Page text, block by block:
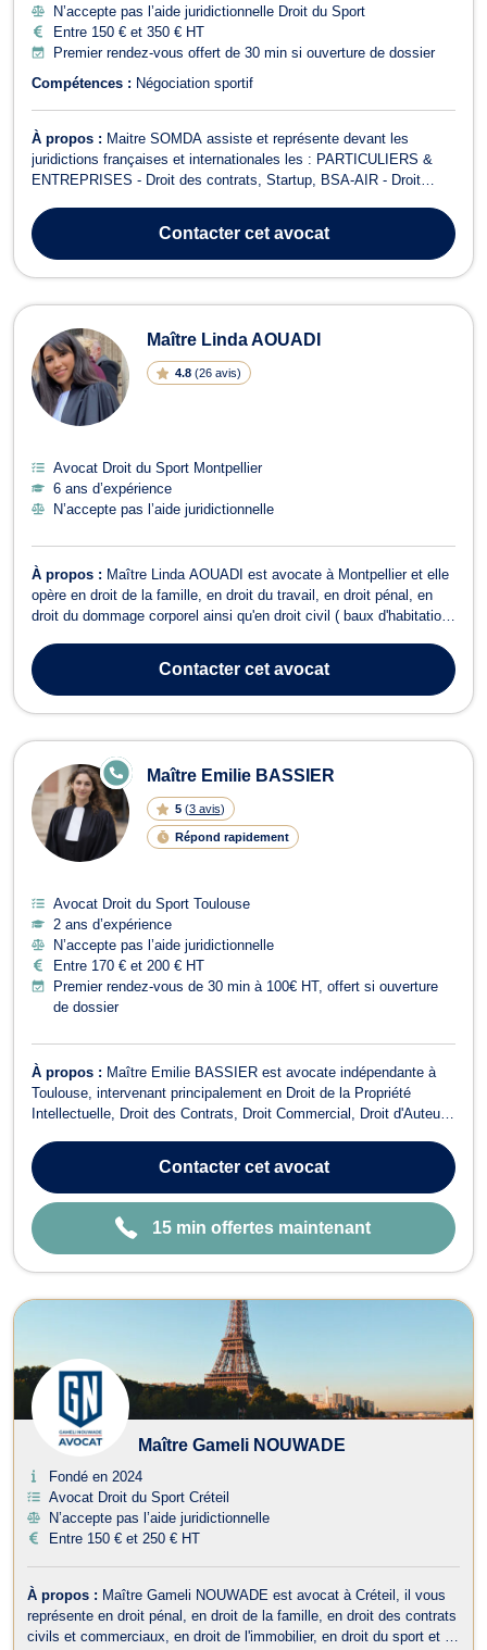
N’accepte pas l’aide juridictionnelle Droit du Sport
Entre 150 € et 350 € HT
Premier rendez-vous offert de 30 min si ouverture de dossier
Compétences : Négociation sportif
À propos : Maitre SOMDA assiste et représente devant les
juridictions françaises et internationales les : PARTICULIERS &
ENTREPRISES - Droit des contrats, Startup, BSA-AIR - Droit
Droit de la santé et responsabilité médicale - Droits de l’homme
(CNDA, CEDH) et RSE ...Contactercet avocat
Maître Linda AOUADI
4.8 (26 avis)
Avocat Droit du Sport Montpellier
6 ans d’expérience
N’accepte pas l’aide juridictionnelle
À propos : Maître Linda AOUADI est avocate à Montpellier et elle
opère en droit de la famille, en droit du travail, en droit pénal, en
droit du dommage corporel ainsi qu'en droit civil ( baux d'habitation,
guide vers la procédure de divorce adaptée à votre situation.
Selon...
Contactercet avocat
Maître Emilie BASSIER
5 (3 avis)
Répond rapidement
E
N
G
N
E
Avocat Droit du Sport Toulouse
2 ans d’expérience
N’accepte pas l’aide juridictionnelle
Entre 170 € et 200 € HT
Premier rendez-vous de 30 min à 100€ HT, offert si ouverture
de dossier
À propos : Maître Emilie BASSIER est avocate indépendante à
Toulouse, intervenant principalement en Droit de la Propriété
Intellectuelle, Droit des Contrats, Droit Commercial, Droit d'Auteur,
Artistique, Droit des Affaires et Baux commerciaux, . Forte d'une
expérience ...
Contactercet avocat
15 min offertes maintenant
Maître Gameli NOUWADE
Fondé en 2024
Avocat Droit du Sport Créteil
N’accepte pas l’aide juridictionnelle
Entre 150 € et 250 € HT
À propos : Maître Gameli NOUWADE est avocat à Créteil, il vous
représente en droit pénal, en droit de la famille, en droit des contrats
civils et commerciaux, en droit de l'immobilier, en droit du sport et en